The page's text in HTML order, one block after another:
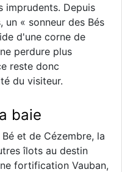
imprudents. Depuis
un « sonneur des Bés
d'une corne de
perdure plus
reste donc
du visiteur.
baie
et de Cézembre, la
îlots au destin
fortification Vauban,